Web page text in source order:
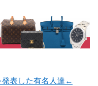
表した有名人達←